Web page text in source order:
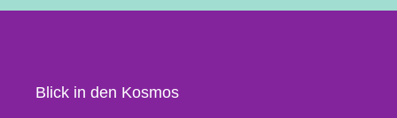
Blick in den Kosmos